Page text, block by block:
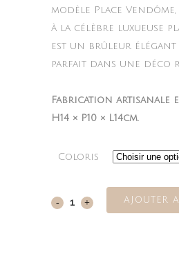
modèle Place
à la célèbre luxueuse
est un brûleur élégant
parfait dans une déco
Fabrication artisanale
H14 × P10 × L14cm.
Coloris
Place AJOUTER